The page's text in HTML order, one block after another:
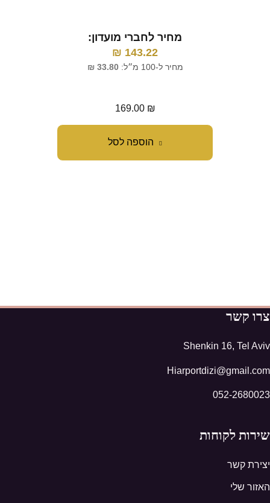
הוספה לסל
מחיר לחברי מועדון:
143.22
₪
מחיר ל-100 מ״ל: 33.80
₪
169.00 ₪
צרו קשר
Shenkin 16, Tel Aviv
Hiarportdizi@gmail.com
052-2680023
שירות לקוחות
יצירת קשר
האזור שלי